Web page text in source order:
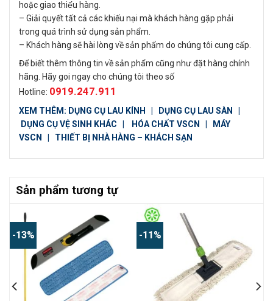
hoặc giao thiếu hàng.
– Giải quyết tất cả các khiếu nại mà khách hàng gặp phải
trong quá trình sử dụng sản phẩm.
– Khách hàng sẽ hài lòng về sản phẩm do chúng tôi cung cấp.
Để biết thêm thông tin về sản phẩm cũng như đặt hàng chính
hãng. Hãy goi ngay cho chúng tôi theo số
Hotline: 0919.247.911
XEM THÊM: DỤNG CỤ LAU KÍNH | DỤNG CỤ LAU SÀN
|
DỤNG CỤ VỆ SINH KHÁC | HÓA CHẤT VSCN | MÁY
VSCN | THIẾT BỊ NHÀ HÀNG – KHÁCH SẠN
Sản phẩm tương tự
-13% -11%